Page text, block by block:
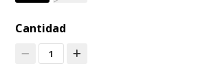
Cantidad
1